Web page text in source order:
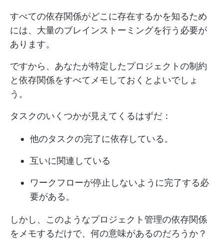
すべての依存関係がどこに存在するかを知るため
には、大量のブレインストーミングを行う必要が
あります。
ですから、あなたが特定したプロジェクトの制約
と依存関係をすべてメモしておくとよいでしょ
う。
タスクのいくつかが見えてくるはずだ：
他のタスクの完了に依存している。
互いに関連している
ワークフローが停止しないように完了する必
要がある。
しかし、このようなプロジェクト管理の依存関係
をメモするだけで、何の意味があるのだろうか？